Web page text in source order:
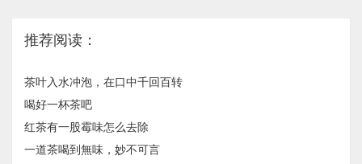
推荐阅读：
茶叶入水冲泡，在口中千回百转
喝好一杯茶吧
红茶有一股霉味怎么去除
一道茶喝到無味，妙不可言